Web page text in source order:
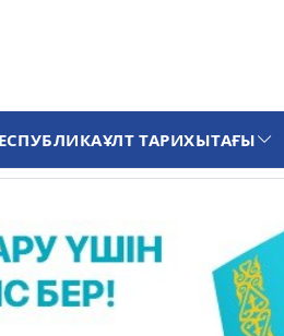
ҰЛТ ТАРИХЫТАҒЫ